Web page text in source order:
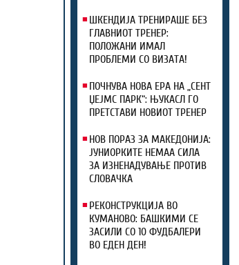
ШКЕНДИЈА ТРЕНИРАШЕ БЕЗ
ГЛАВНИОТ ТРЕНЕР:
ПОЛОЖАНИ ИМАЛ
ПРОБЛЕМИ СО ВИЗАТА!
ПОЧНУВА НОВА ЕРА НА „СЕНТ
ЏЕЈМС ПАРК“: ЊУКАСЛ ГО
ПРЕТСТАВИ НОВИОТ ТРЕНЕР
НОВ ПОРАЗ ЗА МАКЕДОНИЈА:
ЈУНИОРКИТЕ НЕМАА СИЛА
ЗА ИЗНЕНАДУВАЊЕ ПРОТИВ
СЛОВАЧКА
РЕКОНСТРУКЦИЈА ВО
КУМАНОВО: БАШКИМИ СЕ
ЗАСИЛИ СО 10 ФУДБАЛЕРИ
ВО ЕДЕН ДЕН!